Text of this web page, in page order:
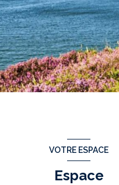
VOTRE ESPACE
Espace